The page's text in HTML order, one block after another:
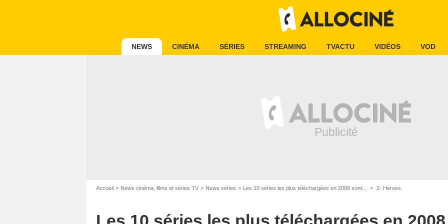
NEWS CINÉMA SÉRIES STREAMING TVACTU VIDÉOS VOD
Accueil News cinéma, films et séries TV News séries Les 10 séries les plus téléchargées en 2008 sont... 2- Heroes